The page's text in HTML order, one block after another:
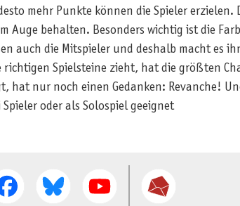
mehr Punkte können die Spieler erzielen.
Auge behalten. Besonders wichtig ist die
auch die Mitspieler und deshalb macht es
Spielsteine zieht, hat die größten
nur noch einen Gedanken: Revanche!
oder als Solospiel geeignet